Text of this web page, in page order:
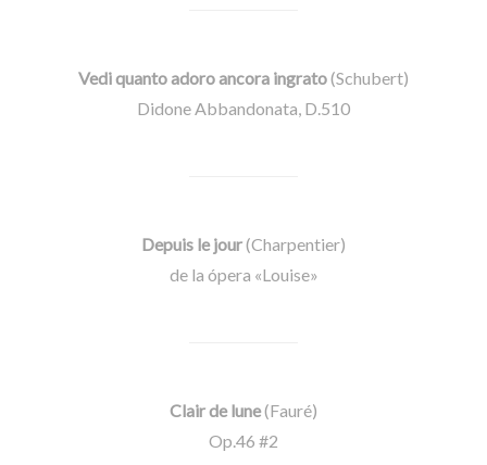
Vedi quanto adoro ancora ingrato(Schubert)
Didone Abbandonata, D.510
Depuis le jour(Charpentier)
de la ópera «Louise»
Clair de lune(Fauré)
Op.46 #2